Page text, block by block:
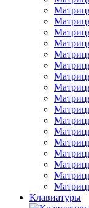
Клавиатуры